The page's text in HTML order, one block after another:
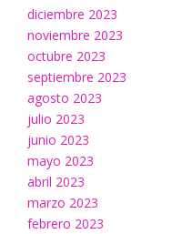
diciembre 2023
noviembre 2023
octubre 2023
septiembre 2023
agosto 2023
julio 2023
junio 2023
mayo 2023
abril 2023
marzo 2023
febrero 2023